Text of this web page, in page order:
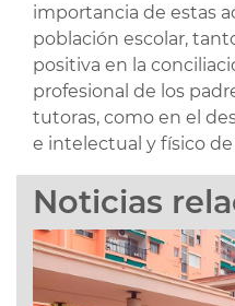
importancia de estas
población escolar,
positiva en la
profesional de los
tutoras, como en el
e intelectual y físico
Noticias